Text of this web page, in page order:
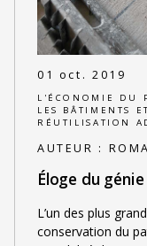
01 oct. 2019
L'ÉCONOMIE DU
LES BÂTIMENTS
RÉUTILISATION
AUTEUR :
Éloge du
L’un des plus
conservation du